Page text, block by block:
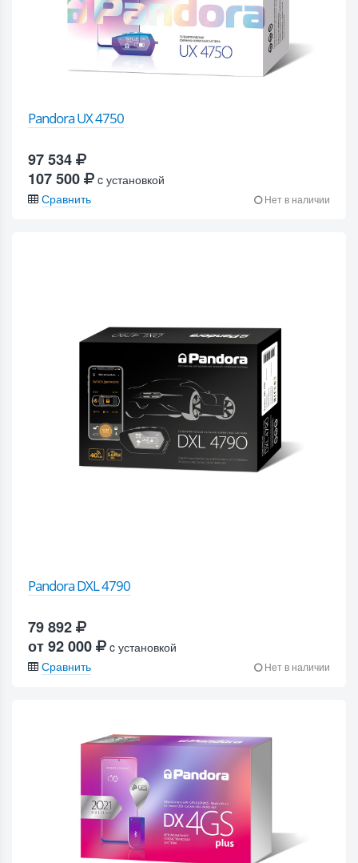
Pandora UX 4750
97 534
107 500
c установкой
Сравнить
Нет в наличии
Pandora DXL 4790
79 892
от 92 000
c установкой
Сравнить
Нет в наличии